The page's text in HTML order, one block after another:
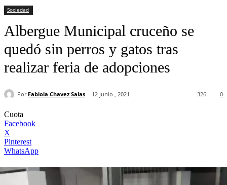
Sociedad
Albergue Municipal cruceño se
quedó sin perros y gatos tras
realizar feria de adopciones
Por Fabiola Chavez Salas 12 junio , 2021 0
326
Cuota
Facebook
X
Pinterest
WhatsApp